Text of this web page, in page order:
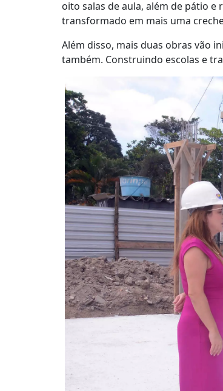
oito salas de aula, além de pátio
transformado em mais uma
Além disso, mais duas obras vão
também. Construindo escolas e